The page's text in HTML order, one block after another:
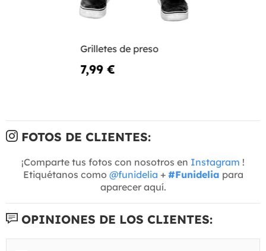
Grilletes de preso
7,99 €
FOTOS DE CLIENTES:
¡Comparte tus fotos con nosotros en Instagram !
Etiquétanos como @funidelia + #Funidelia para
aparecer aquí.
OPINIONES DE LOS CLIENTES: